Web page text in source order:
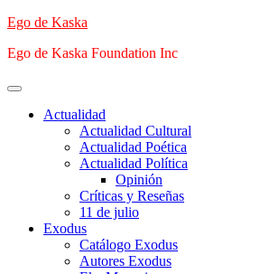
Saltar
contenido
Ego de Kaska
Ego de Kaska Foundation Inc
Menú
principalActualidad
Actualidad Cultural
Actualidad Poética
Actualidad Política
Opinión
Críticas y Reseñas
11 de julio
Exodus
Catálogo Exodus
Autores Exodus